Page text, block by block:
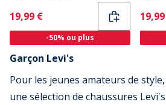
Current
19,99 €
-50% ou plus
Garçon Levi's
Pour les jeunes amateurs de
une sélection de chaussures